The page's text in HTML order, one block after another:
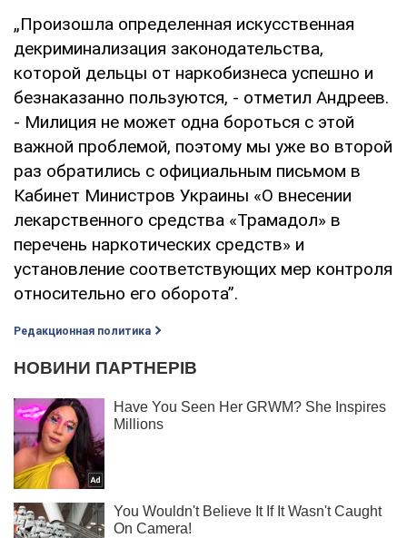
„Произошла определенная искусственная
декриминализация законодательства,
которой дельцы от наркобизнеса успешно и
безнаказанно пользуются, - отметил Андреев.
- Милиция не может одна бороться с этой
важной проблемой, поэтому мы уже во второй
раз обратились с официальным письмом в
Кабинет Министров Украины «О внесении
лекарственного средства «Трамадол» в
перечень наркотических средств» и
установление соответствующих мер контроля
относительно его оборота”.
Редакционная политика